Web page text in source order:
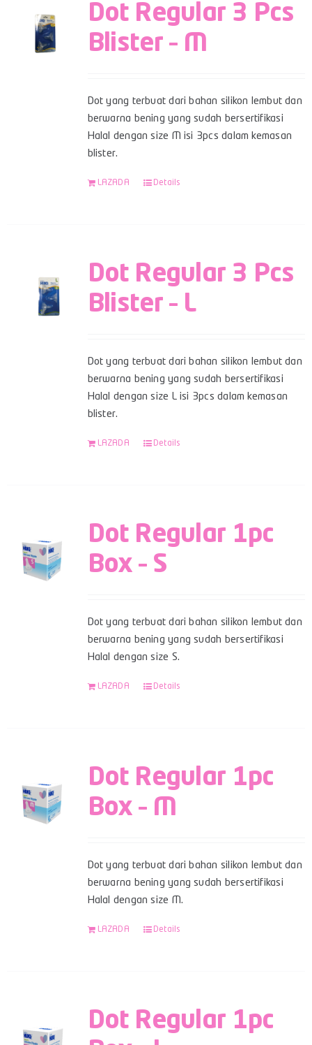
Dot Regular 3 Pcs
Blister – M
Dot yang terbuat dari bahan silikon lembut dan
berwarna bening yang sudah bersertifikasi
Halal dengan size M isi 3pcs dalam kemasan
blister.
LAZADA Details
Dot Regular 3 Pcs
Blister – L
Dot yang terbuat dari bahan silikon lembut dan
berwarna bening yang sudah bersertifikasi
Halal dengan size L isi 3pcs dalam kemasan
blister.
LAZADA Details
Dot Regular 1pc
Box – S
Dot yang terbuat dari bahan silikon lembut dan
berwarna bening yang sudah bersertifikasi
Halal dengan size S.
LAZADA Details
Dot Regular 1pc
Box – M
Dot yang terbuat dari bahan silikon lembut dan
berwarna bening yang sudah bersertifikasi
Halal dengan size M.
LAZADA Details
Dot Regular 1pc